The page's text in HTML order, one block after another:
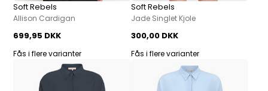
Soft Rebels
Allison Cardigan
699,95 DKK
Fås i flere varianter
Soft Rebels
Jade Singlet Kjole
300,00 DKK
Fås i flere varianter